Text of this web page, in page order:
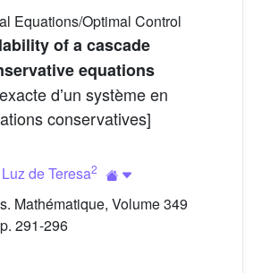
Equations/Optimal Control
of a cascade
equations
dʼun système en
conservatives]
Luz de Teresa2
Mathématique, Volume 349
291-296